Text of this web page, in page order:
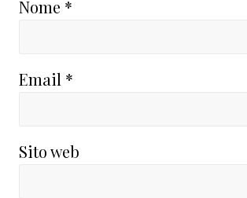
Nome *
Email *
Sito web